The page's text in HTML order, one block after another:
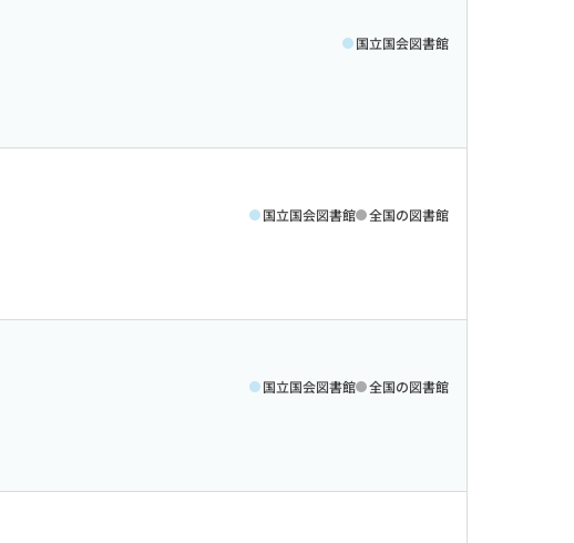
国立国会図書館
国立国会図書館 全国の図書館
国立国会図書館 全国の図書館